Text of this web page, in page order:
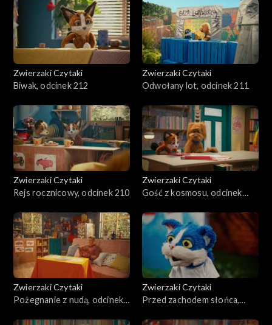
Zwierzaki Czytaki
Biwak, odcinek 212
Zwierzaki Czytaki
Odwołany lot, odcinek 211
Zwierzaki Czytaki
Rejs rocznicowy, odcinek 210
Zwierzaki Czytaki
Gość z kosmosu, odcinek
Zwierzaki Czytaki
Pożegnanie z nudą, odcinek
Zwierzaki Czytaki
Przed zachodem słońca,